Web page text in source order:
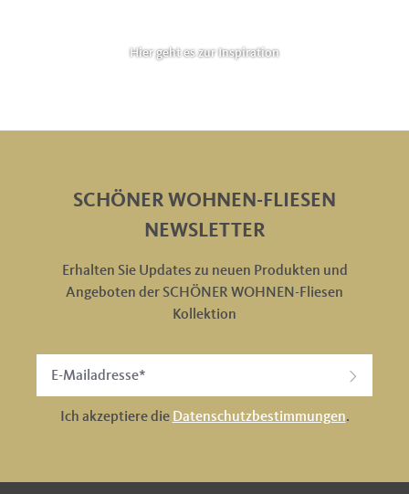
Hier geht es zur Inspiration
SCHÖNER WOHNEN-FLIESEN
NEWSLETTER
Erhalten Sie Updates zu neuen Produkten und
Angeboten der SCHÖNER WOHNEN-Fliesen
Kollektion
Ich akzeptiere die Datenschutzbestimmungen.